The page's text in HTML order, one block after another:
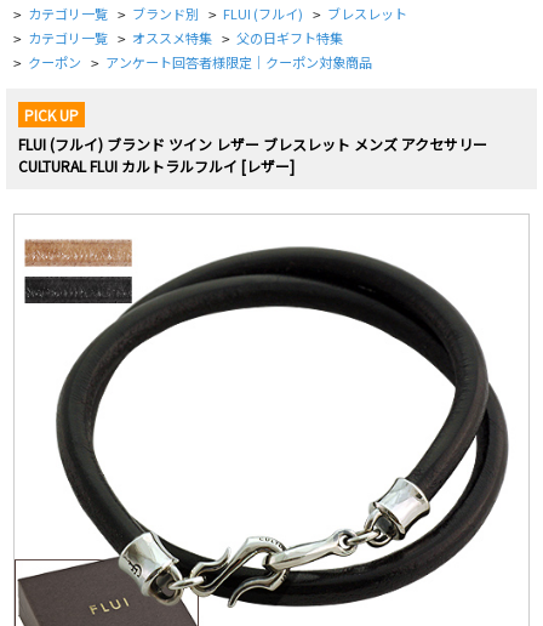
> カテゴリ一覧 > ブランド別 > FLUI (フルイ) > ブレスレット
> カテゴリ一覧 > オススメ特集 > 父の日ギフト特集
> クーポン > アンケート回答者様限定｜クーポン対象商品
PICK UP
FLUI (フルイ) ブランド ツイン レザー ブレスレット メンズ アクセサリー
CULTURAL FLUI カルトラルフルイ [レザー]